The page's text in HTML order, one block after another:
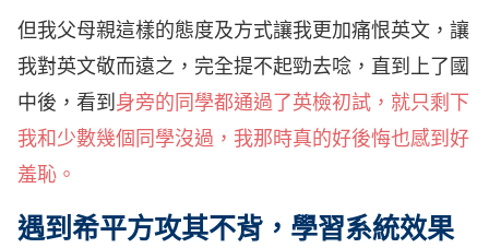
但我父母親這樣的態度及方式讓我更加痛恨英文，讓
我對英文敬而遠之，完全提不起勁去唸，直到上了國
中後，看到 身旁的同學都通過了英檢初試，就只剩下
我和少數幾個同學沒過，我那時真的好後悔也感到好
羞恥。
遇到希平方攻其不背，學習系統效果